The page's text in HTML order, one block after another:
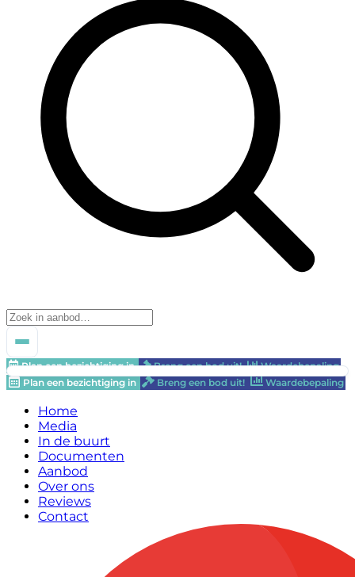
Plan een bezichtiging in Breng een bod uit!
Waardebepaling
Plan een bezichtiging in
Breng een bod uit! Waardebepaling
Home
Media
In de buurt
Documenten
Aanbod
Over ons
Reviews
Contact